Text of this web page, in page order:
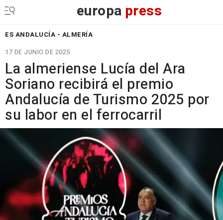
europa press
ES ANDALUCÍA - ALMERÍA
17 DE JUNIO DE 2025
La almeriense Lucía del Ara
Soriano recibirá el premio
Andalucía de Turismo 2025 por
su labor en el ferrocarril